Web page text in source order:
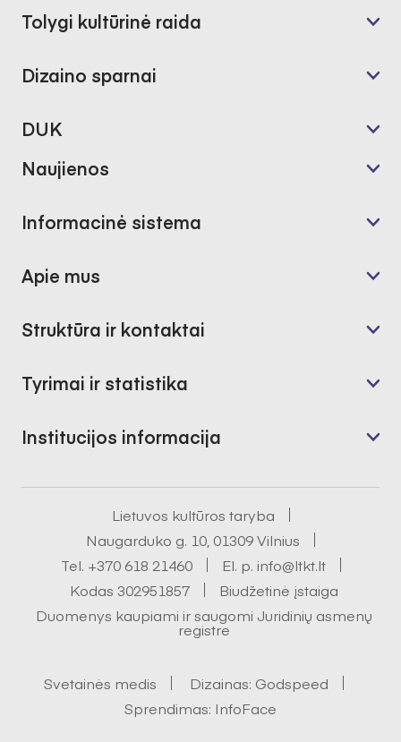
Tolygi kultūrinė raida
Dizaino sparnai
DUK
Naujienos
Informacinė sistema
Apie mus
Struktūra ir kontaktai
Tyrimai ir statistika
Institucijos informacija
Lietuvos kultūros taryba
Naugarduko g. 10, 01309 Vilnius
Tel. +370 618 21460 El. p. info@ltkt.lt
Kodas 302951857
Biudžetinė įstaiga
Duomenys kaupiami ir saugomi Juridinių asmenų
registre
Svetainės medis Dizainas: Godspeed
Sprendimas: InfoFace